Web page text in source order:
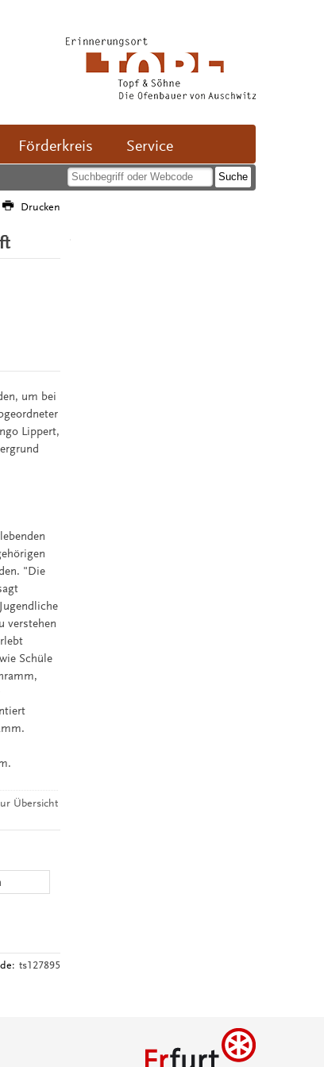
Förderkreis Service
Drucken
um bei
Lippert,
"Die
verstehen
Schüle
Übersicht
ts127895